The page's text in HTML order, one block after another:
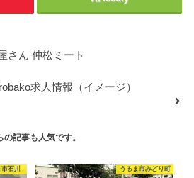
さん 仲松ミート
求人情報（イメージ）
の記事も人気です。
石川 うるま市みどり町